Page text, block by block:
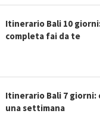
Itinerario Bali 10
completa fai da te
Itinerario Bali 7 giorni:
una settimana